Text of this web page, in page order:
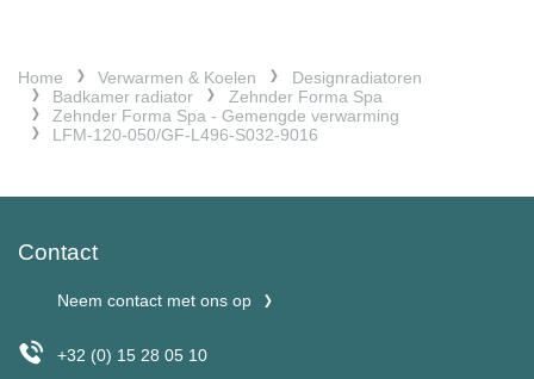
Home Verwarmen & Koelen
Designradiatoren
Badkamer radiator
Zehnder Forma Spa
Zehnder Forma Spa - Gemengde verwarming
LFM-120-050/GF-L496-S032-9016
Contact
Neem contact met ons op
+32 (0) 15 28 05 10